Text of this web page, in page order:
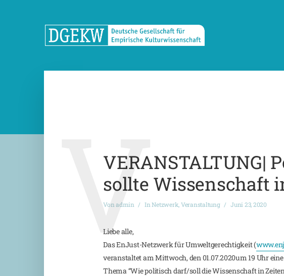
VERANSTALTUNG|
sollte Wissenschaft
Vonadmin InNetzwerk,Veranstaltung Juni 23, 2020
V
Liebe alle,
Das EnJust-Netzwerk für Umweltgerechtigkeit (
veranstaltet am Mittwoch, den 01.07.2020um 19 Uhr
Thema “Wie politisch darf/soll die Wissenschaft in